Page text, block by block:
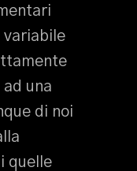
variabile
una
di noi
quelle